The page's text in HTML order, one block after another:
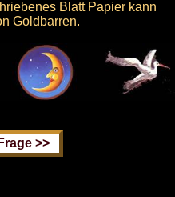
Blatt Papier kann
Goldbarren.